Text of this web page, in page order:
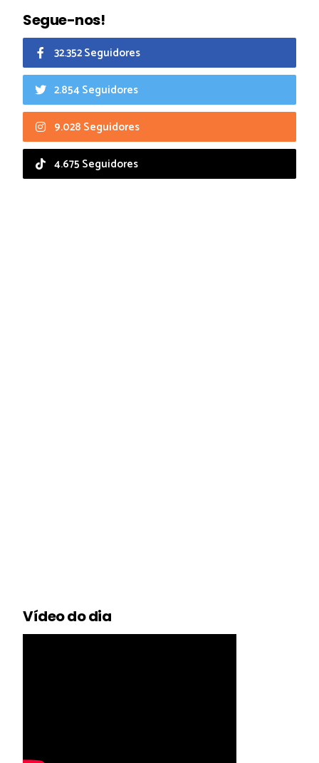
Segue-nos!
32.352 Seguidores
2.854 Seguidores
9.028 Seguidores
4.675 Seguidores
Vídeo do dia